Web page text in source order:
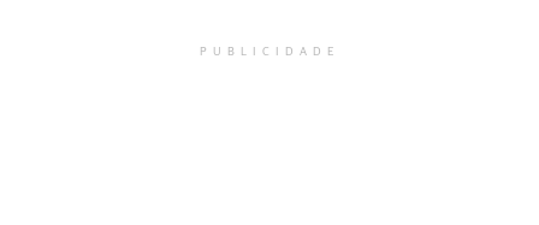
PUBLICIDADE